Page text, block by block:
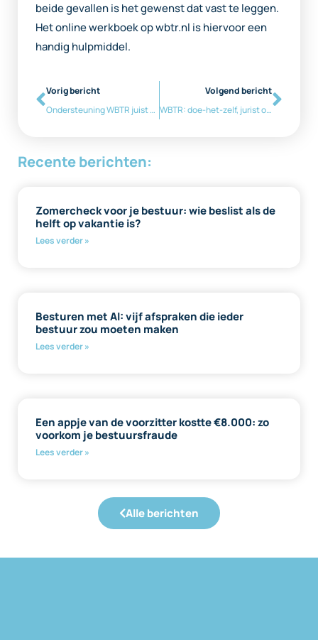
beide gevallen is het gewenst dat vast te leggen.
Het online werkboek op wbtr.nl is hiervoor een
handig hulpmiddel.
Vorig bericht
Ondersteuning WBTR juist voor kleine verenigingen/stichtingen
Volgend bericht
WBTR: doe-het-zelf, jurist of stappenplan?
Recente berichten:
Zomercheck voor je bestuur: wie beslist als de
helft op vakantie is?
Lees verder »
Besturen met AI: vijf afspraken die ieder
bestuur zou moeten maken
Lees verder »
Een appje van de voorzitter kostte €8.000: zo
voorkom je bestuursfraude
Lees verder »
Alle berichten